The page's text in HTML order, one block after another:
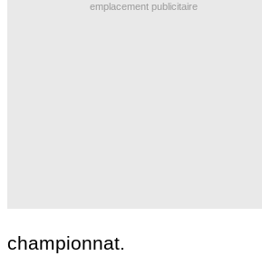
emplacement publicitaire
championnat.